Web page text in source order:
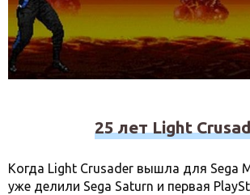
25 лет Light
Когда Light Crusader вышла для Sega
уже делили Sega Saturn и первая